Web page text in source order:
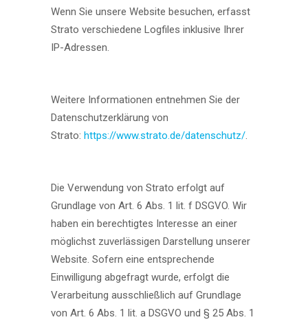
Wenn Sie unsere Website besuchen, erfasst
Strato verschiedene Logfiles inklusive Ihrer
IP-Adressen.
Weitere Informationen entnehmen Sie der
Datenschutzerklärung von
Strato: https://www.strato.de/datenschutz/.
Die Verwendung von Strato erfolgt auf
Grundlage von Art. 6 Abs. 1 lit. f DSGVO. Wir
haben ein berechtigtes Interesse an einer
möglichst zuverlässigen Darstellung unserer
Website. Sofern eine entsprechende
Einwilligung abgefragt wurde, erfolgt die
Verarbeitung ausschließlich auf Grundlage
von Art. 6 Abs. 1 lit. a DSGVO und § 25 Abs. 1